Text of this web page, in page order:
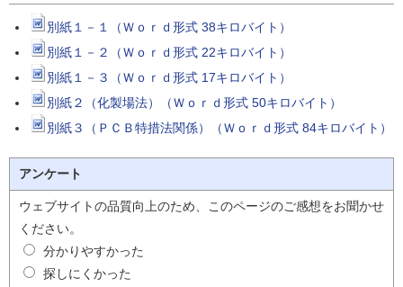
別紙１－１（Ｗｏｒｄ形式 38キロバイト）
別紙１－２（Ｗｏｒｄ形式 22キロバイト）
別紙１－３（Ｗｏｒｄ形式 17キロバイト）
別紙２（化製場法）（Ｗｏｒｄ形式 50キロバイト）
別紙３（ＰＣＢ特措法関係）（Ｗｏｒｄ形式 84キロバイト）
アンケート
ウェブサイトの品質向上のため、このページのご感想をお聞かせ
ください。
分かりやすかった
探しにくかった